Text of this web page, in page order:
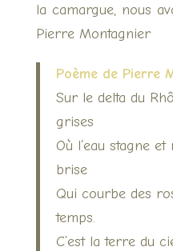
la camargue, nous
Pierre Montagnier
Poème de Pierre
Sur le delta du
grises
Où l’eau stagne
brise
Qui courbe des
temps.
C’est la terre du